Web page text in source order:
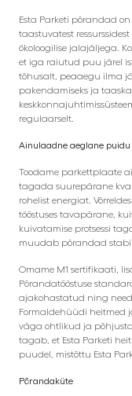
Esta Parketi põrandad
taastuvatest
ökoloogilise jalajäljega.
et iga raiutud puu järel
tõhusalt, peaaegu ilma
pakendamiseks ja
regulaarselt.
Ainulaadne aeglane
Toodame parkettplaate
tagada suurepärane
rohelist energiat.
tööstuses tavapärane,
kuivatamise protsessi
muudab põrandad
Omame M1 sertifikaati,
Põrandatööstuse
ajakohastatud ning
Formaldehüüdi heitmed
väga ohtlikud ja
tagab, et Esta Parketi
puudel, mistõttu Esta
Põrandaküte